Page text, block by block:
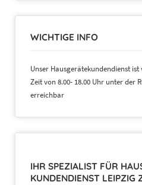
WICHTIGE INFO
Unser Hausgerätekundendienst
Zeit von 8.00- 18.00 Uhr unter der
erreichbar
IHR SPEZIALIST FÜR
KUNDENDIENST LEIPZIG